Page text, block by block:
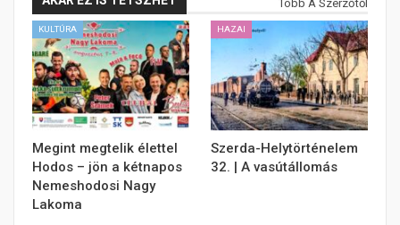
Több A Szerzőtől
KULTÚRA
Megint megtelik élettel
Hodos – jön a kétnapos
Nemeshodosi Nagy
Lakoma
HAZAI
Szerda-Helytörténelem
32. | A vasútállomás